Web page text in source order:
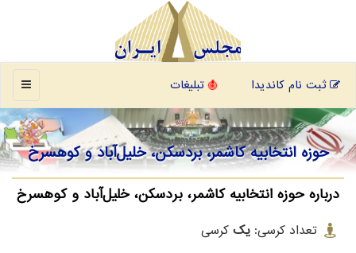
منو ثبت نام کاندیدا تبلیغات
حوزه انتخابیه کاشمر، بردسکن، خلیل‌آباد و کوهسرخ
درباره حوزه انتخابیه کاشمر، بردسکن، خلیل‌آباد و کوهسرخ
تعداد کرسی: یک کرسی